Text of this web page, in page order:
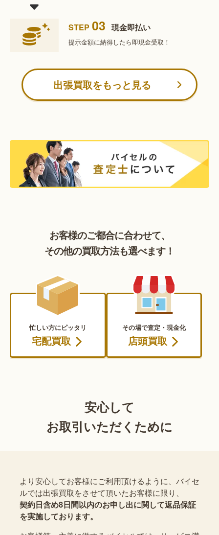
STEP 03 現金即払い
提示金額に納得したら即現金受取！
出張買取をもっと見る
お客様のご都合に合わせて、
その他の買取方法も選べます！
忙しい方にピッタリ
宅配買取
その場で査定・現金化
店頭買取
安心して
お取引いただくために
より安心してお客様にご利用頂けるように、バイセ
ルでは出張買取をさせて頂いたお客様に限り、
契約日含め8日間以内のお申し出に関して返品保証
を実施しております。